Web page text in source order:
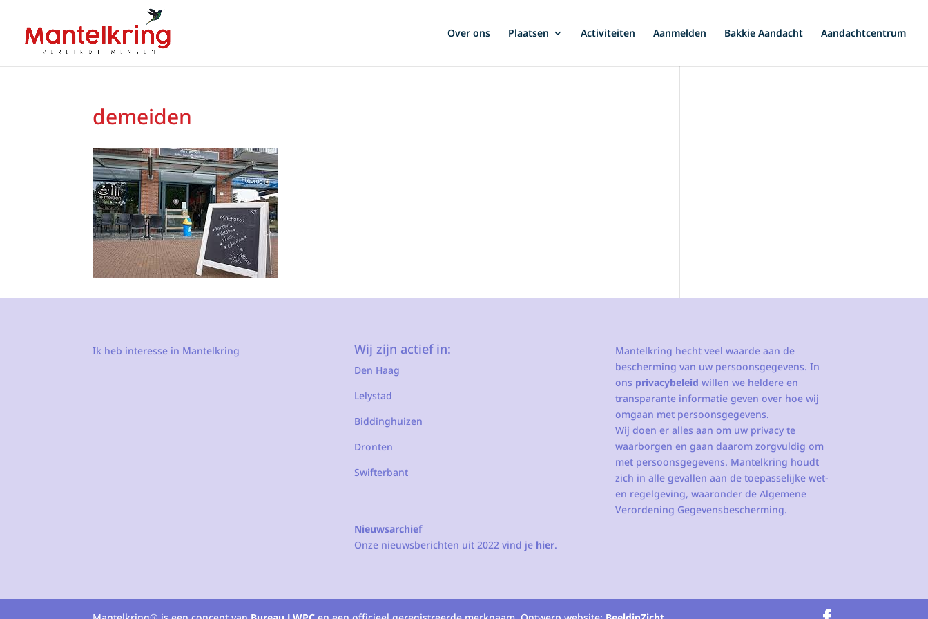
Over ons Plaatsen Activiteiten Aanmelden Bakkie Aandacht Aandachtcentrum
demeiden
Ik heb interesse in Mantelkring Wij zijn actief in:
Den Haag
Lelystad
Biddinghuizen
Dronten
Swifterbant
Nieuwsarchief
Onze nieuwsberichten uit 2022 vind je hier.
Mantelkring hecht veel waarde aan de
bescherming van uw persoonsgegevens. In
ons privacybeleid willen we heldere en
transparante informatie geven over hoe wij
omgaan met persoonsgegevens.
Wij doen er alles aan om uw privacy te
waarborgen en gaan daarom zorgvuldig om
met persoonsgegevens. Mantelkring houdt
zich in alle gevallen aan de toepasselijke wet-
en regelgeving, waaronder de Algemene
Verordening Gegevensbescherming.